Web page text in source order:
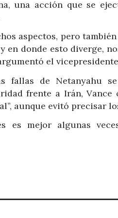
una acción que se
aspectos, pero
en donde esto diverge,
el
fallas de Netanyahu
frente a Irán,
aunque evitó precisar
es mejor algunas